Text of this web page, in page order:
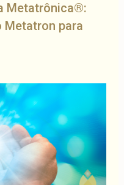
Metatrônica®:
Metatron para